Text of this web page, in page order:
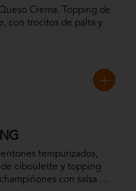
Crema. Topping de
con trocitos de palta y
tempurizados,
de ciboulette y topping
con salsa